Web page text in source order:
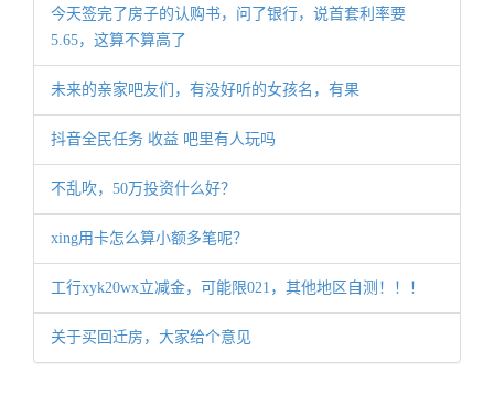
今天签完了房子的认购书，问了银行，说首套利率要
5.65，这算不算高了
未来的亲家吧友们，有没好听的女孩名，有果
抖音全民任务 收益 吧里有人玩吗
不乱吹，50万投资什么好？
xing用卡怎么算小额多笔呢？
工行xyk20wx立减金，可能限021，其他地区自测！！！
关于买回迁房，大家给个意见